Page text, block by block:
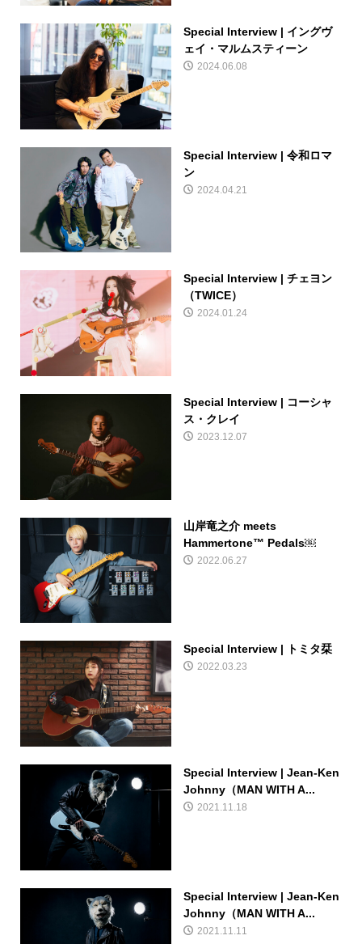
Special Interview | イングヴ
ェイ・マルムスティーン
2024.06.08
Special Interview | 令和ロマ
ン
2024.04.21
Special Interview | チェヨン
（TWICE）
2024.01.24
Special Interview | コーシャ
ス・クレイ
2023.12.07
山岸竜之介 meets
Hammertone™ Pedals￼
2022.06.27
Special Interview | トミタ栞
2022.03.23
Special Interview | Jean-Ken
Johnny（MAN WITH A...
2021.11.18
Special Interview | Jean-Ken
Johnny（MAN WITH A...
2021.11.11